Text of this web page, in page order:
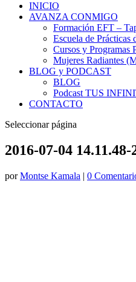
INICIO
AVANZA CONMIGO
Formación EFT –
Escuela de
Cursos y Programas
Mujeres Radiantes
BLOG y PODCAST
BLOG
Podcast TUS
CONTACTO
Seleccionar página
2016-07-04 14.11.48-
porMontse Kamala | 0